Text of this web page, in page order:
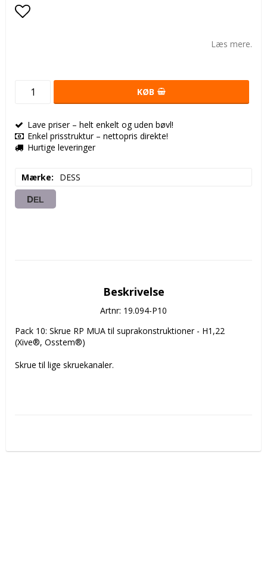
Læs mere.
KØB
Lave priser – helt enkelt og uden bøvl!
Enkel prisstruktur – nettopris direkte!
Hurtige leveringer
Mærke DESS
DEL
Beskrivelse
Artnr: 19.094-P10
Pack 10: Skrue RP MUA til suprakonstruktioner - H1,22
(Xive®, Osstem®)
Skrue til lige skruekanaler.